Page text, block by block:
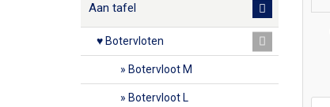
Aan tafel
♥ Botervloten
» Botervloot M
» Botervloot L